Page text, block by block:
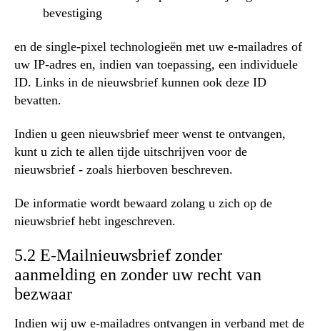
bevestiging
en de single-pixel technologieën met uw e-mailadres of
uw IP-adres en, indien van toepassing, een individuele
ID. Links in de nieuwsbrief kunnen ook deze ID
bevatten.
Indien u geen nieuwsbrief meer wenst te ontvangen,
kunt u zich te allen tijde uitschrijven voor de
nieuwsbrief - zoals hierboven beschreven.
De informatie wordt bewaard zolang u zich op de
nieuwsbrief hebt ingeschreven.
5.2 E-Mailnieuwsbrief zonder
aanmelding en zonder uw recht van
bezwaar
Indien wij uw e-mailadres ontvangen in verband met de